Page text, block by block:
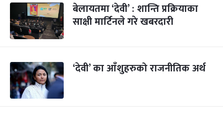
बेलायतमा ‘देवी’ : शान्ति प्रक्रियाका
साक्षी मार्टिनले गरे खबरदारी
‘देवी’ का आँशुहरुको राजनीतिक अर्थ